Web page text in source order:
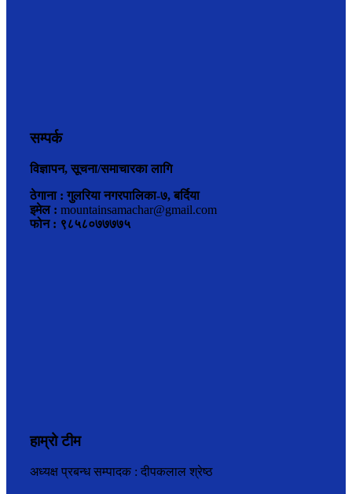
सम्पर्क
विज्ञापन, सूचना/समाचारका लागि
ठेगाना : गुलरिया नगरपालिका-७, बर्दिया
इमेल : mountainsamachar@gmail.com
फोन : ९८५८०७७७७५
हाम्रो टीम
अध्यक्ष प्रबन्ध सम्पादक : दीपकलाल श्रेष्ठ